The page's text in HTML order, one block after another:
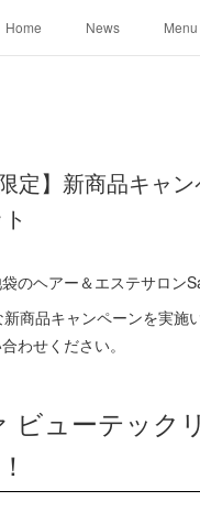
Home News Menu
限定】新商品キャ
のヘアー＆エステサロン
商品キャンペーンを実施
わせください。
ビューテック